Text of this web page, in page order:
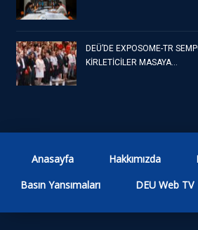
DEÜ’DE EXPOSOME-TR
KİRLETİCİLER MASAYA…
Anasayfa Hakkımızda
Basın Yansımaları
DEU Web TV